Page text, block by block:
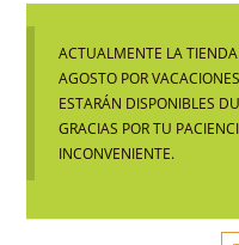
ACTUALMENTE LA
AGOSTO POR
ESTARÁN DISPONIBLES
GRACIAS POR TU
INCONVENIENTE.